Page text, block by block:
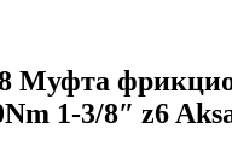
Муфта
1-3/8″ z6